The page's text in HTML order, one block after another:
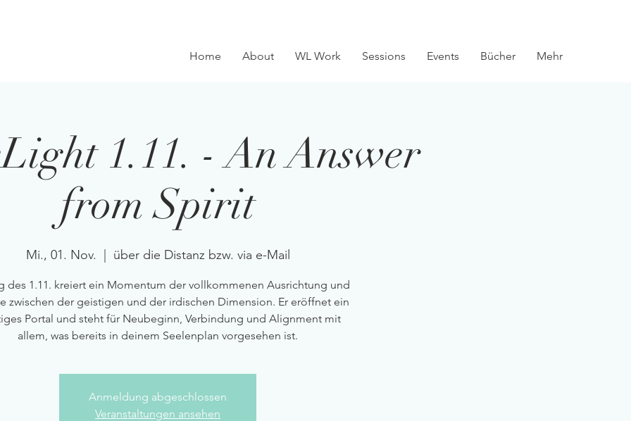
Home About WL Work Sessions Events Bücher Mehr
1.11. - An Answer
from Spirit
Mi., 01. Nov. über die Distanz bzw. via e-Mail
des 1.11. kreiert ein Momentum der vollkommenen Ausrichtung und
zwischen der geistigen und der irdischen Dimension. Er eröffnet ein
Portal und steht für Neubeginn, Verbindung und Alignment mit
allem, was bereits in deinem Seelenplan vorgesehen ist.
Anmeldung abgeschlossen
Veranstaltungen ansehen